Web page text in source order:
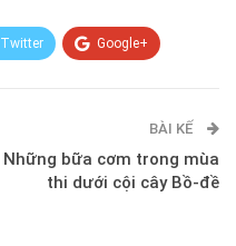
Twitter Google+
BÀI KẾ
Những bữa cơm trong mùa
thi dưới cội cây Bồ-đề